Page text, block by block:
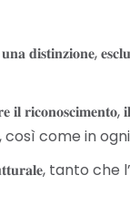
come in
tanto